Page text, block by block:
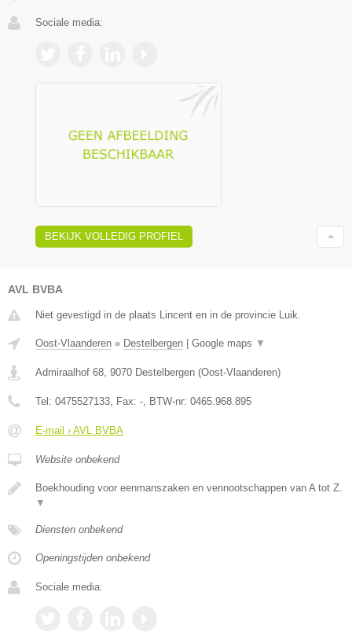
Sociale media:
BEKIJK VOLLEDIG PROFIEL
AVL BVBA
Niet gevestigd in de plaats Lincent en in de provincie Luik.
Oost-Vlaanderen » Destelbergen Google maps ▼
Admiraalhof 68, 9070 Destelbergen (Oost-Vlaanderen)
Tel: 0475527133, Fax: -, BTW-nr: 0465.968.895
E-mail › AVL BVBA
Website onbekend
Boekhouding voor eenmanszaken en vennootschappen van A tot Z.
▼
Diensten onbekend
Openingstijden onbekend
Sociale media: